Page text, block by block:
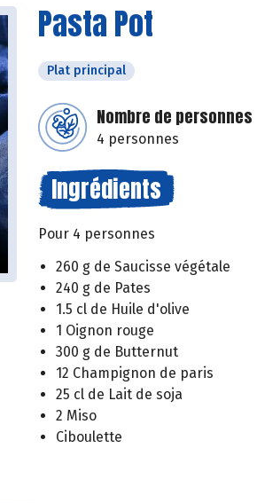
Pasta Pot
Plat principal
Nombre de personnes
4 personnes
Ingrédients
Pour 4 personnes
260 g de Saucisse végétale
240 g de Pates
1.5 cl de Huile d'olive
1 Oignon rouge
300 g de Butternut
12 Champignon de paris
25 cl de Lait de soja
2 Miso
Ciboulette